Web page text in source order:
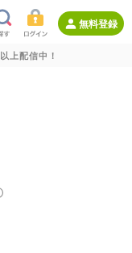
無料登録
以上配信中！